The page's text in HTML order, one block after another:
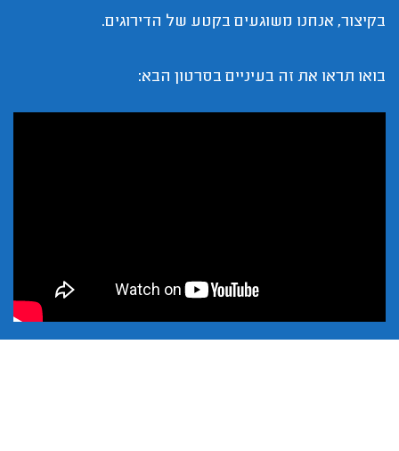
בקיצור, אנחנו משוגעים בקטע של הדירוגים.
בואו תראו את זה בעיניים בסרטון הבא: